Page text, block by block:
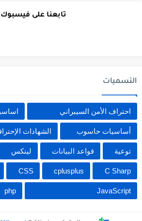
تابعنا على فيسبوك
التسميات
احتراف الأمن السيبراني
أساسيات حاسوب الشهادات
توعية قواعد البيانات لينكس
C Sharp
cplusplus
CSS
JavaScript
php